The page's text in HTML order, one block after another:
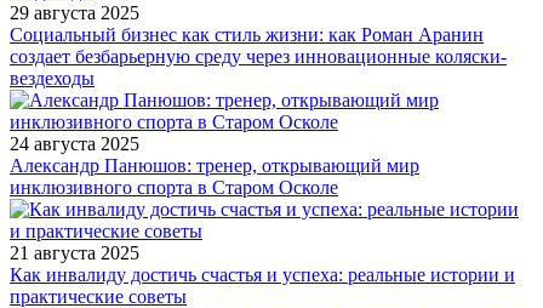
29 августа 2025
Социальный бизнес как стиль жизни: как Роман Аранин
создает безбарьерную среду через инновационные коляски-
вездеходы
24 августа 2025
Александр Панюшов: тренер, открывающий мир
инклюзивного спорта в Старом Осколе
21 августа 2025
Как инвалиду достичь счастья и успеха: реальные истории и
практические советы